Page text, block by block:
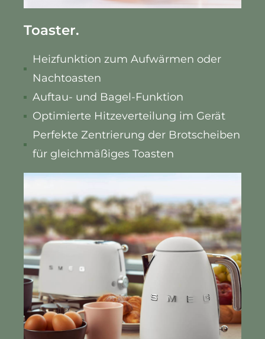
Toaster.
Heizfunktion zum Aufwärmen oder
Nachtoasten
Auftau- und Bagel-Funktion
Optimierte Hitzeverteilung im Gerät
Perfekte Zentrierung der Brotscheiben
für gleichmäßiges Toasten